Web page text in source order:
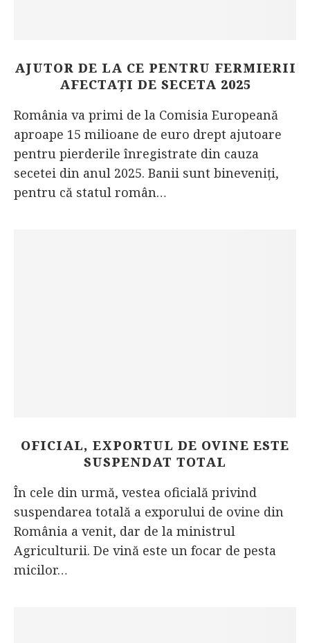
AJUTOR DE LA CE PENTRU FERMIERII
AFECTAȚI DE SECETA 2025
România va primi de la Comisia Europeană
aproape 15 milioane de euro drept ajutoare
pentru pierderile înregistrate din cauza
secetei din anul 2025. Banii sunt bineveniți,
pentru că statul român…
OFICIAL, EXPORTUL DE OVINE ESTE
SUSPENDAT TOTAL
În cele din urmă, vestea oficială privind
suspendarea totală a exporului de ovine din
România a venit, dar de la ministrul
Agriculturii. De vină este un focar de pesta
micilor…